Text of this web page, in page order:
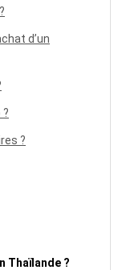
d’un
?
Thaïlande ?